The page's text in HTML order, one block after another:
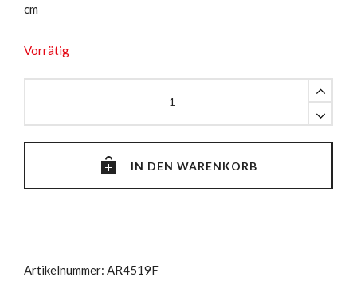
cm
Vorrätig
Hyp.
26.9cm,
quantity
IN DEN WARENKORB
Artikelnummer: AR4519F